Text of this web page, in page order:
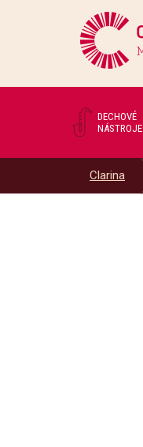
DECHOVÉ
NÁSTROJE
Clarina